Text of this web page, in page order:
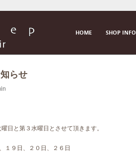
SKIP TO CONTENT
HOME SHOP INFO
らせ
日と第３水曜日とさせて頂きます。
１９日、２０日、２６日